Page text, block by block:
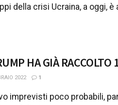
della crisi Ucraina, a oggi,
HA GIÀ
2022 1
imprevisti poco probabili,